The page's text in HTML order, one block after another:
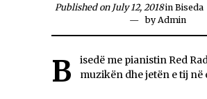
Published on July 12, 2018 in Biseda
byAdmin
Bisedë me pianistin Red Radoja, mbi muzikën dhe jetën e tij